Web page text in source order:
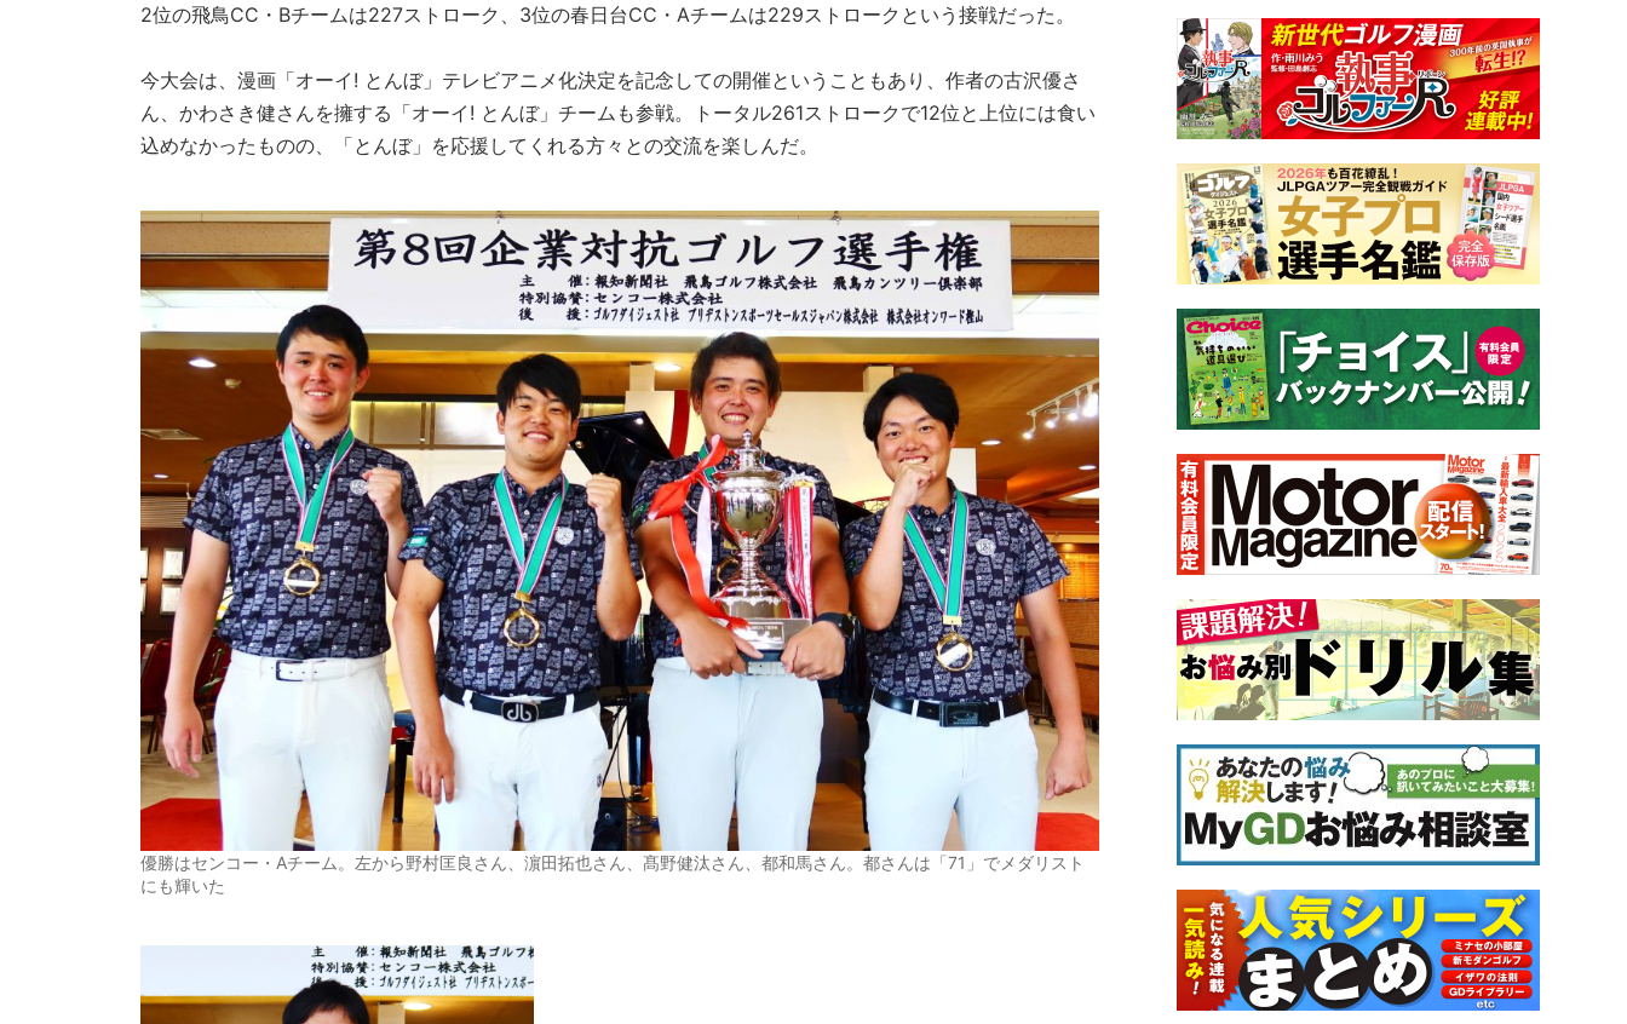
2位の飛鳥CC・Bチームは227ストローク、3位の春日台CC・Aチームは229ストロークという接戦だった。
今大会は、漫画「オーイ! とんぼ」テレビアニメ化決定を記念しての開催ということもあり、作者の古沢優さ
ん、かわさき健さんを擁する「オーイ! とんぼ」チームも参戦。トータル261ストロークで12位と上位には食い
込めなかったものの、「とんぼ」を応援してくれる方々との交流を楽しんだ。
優勝はセンコー・Aチーム。左から野村匡良さん、濵田拓也さん、髙野健汰さん、都和馬さん。都さんは「71」でメダリスト
にも輝いた